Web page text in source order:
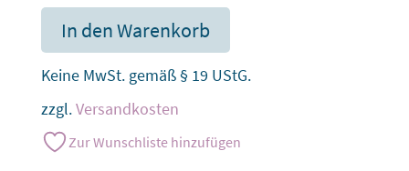
In den Warenkorb
Keine MwSt. gemäß § 19 UStG.
zzgl.Versandkosten
Zur Wunschliste hinzufügen